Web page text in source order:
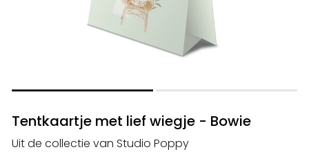
Tentkaartje met lief wiegje - Bowie
Uit de collectie van Studio Poppy